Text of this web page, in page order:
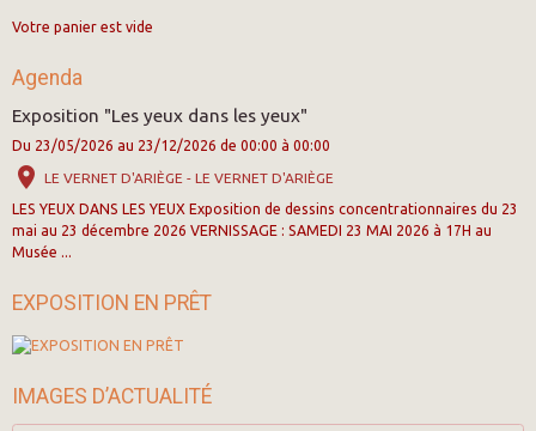
Votre panier est vide
Agenda
Exposition "Les yeux dans les yeux"
Du 23/05/2026 au 23/12/2026 de 00:00 à 00:00
LE VERNET D'ARIÈGE - LE VERNET D'ARIÈGE
LES YEUX DANS LES YEUX Exposition de dessins concentrationnaires du 23
mai au 23 décembre 2026 VERNISSAGE : SAMEDI 23 MAI 2026 à 17H au
Musée ...
EXPOSITION EN PRÊT
IMAGES D’ACTUALITÉ